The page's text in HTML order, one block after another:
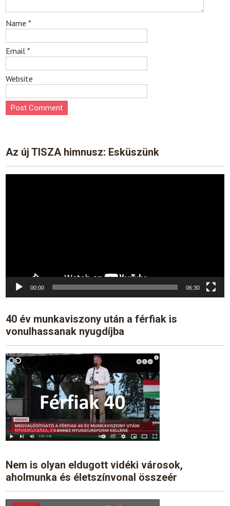
Name*
Email*
Website
Az új TISZA himnusz: Esküszünk
00:00 06:30
40 év munkaviszony után a férfiak is
vonulhassanak nyugdíjba
Nem is olyan eldugott vidéki városok,
aholmunka és életszínvonal összeér